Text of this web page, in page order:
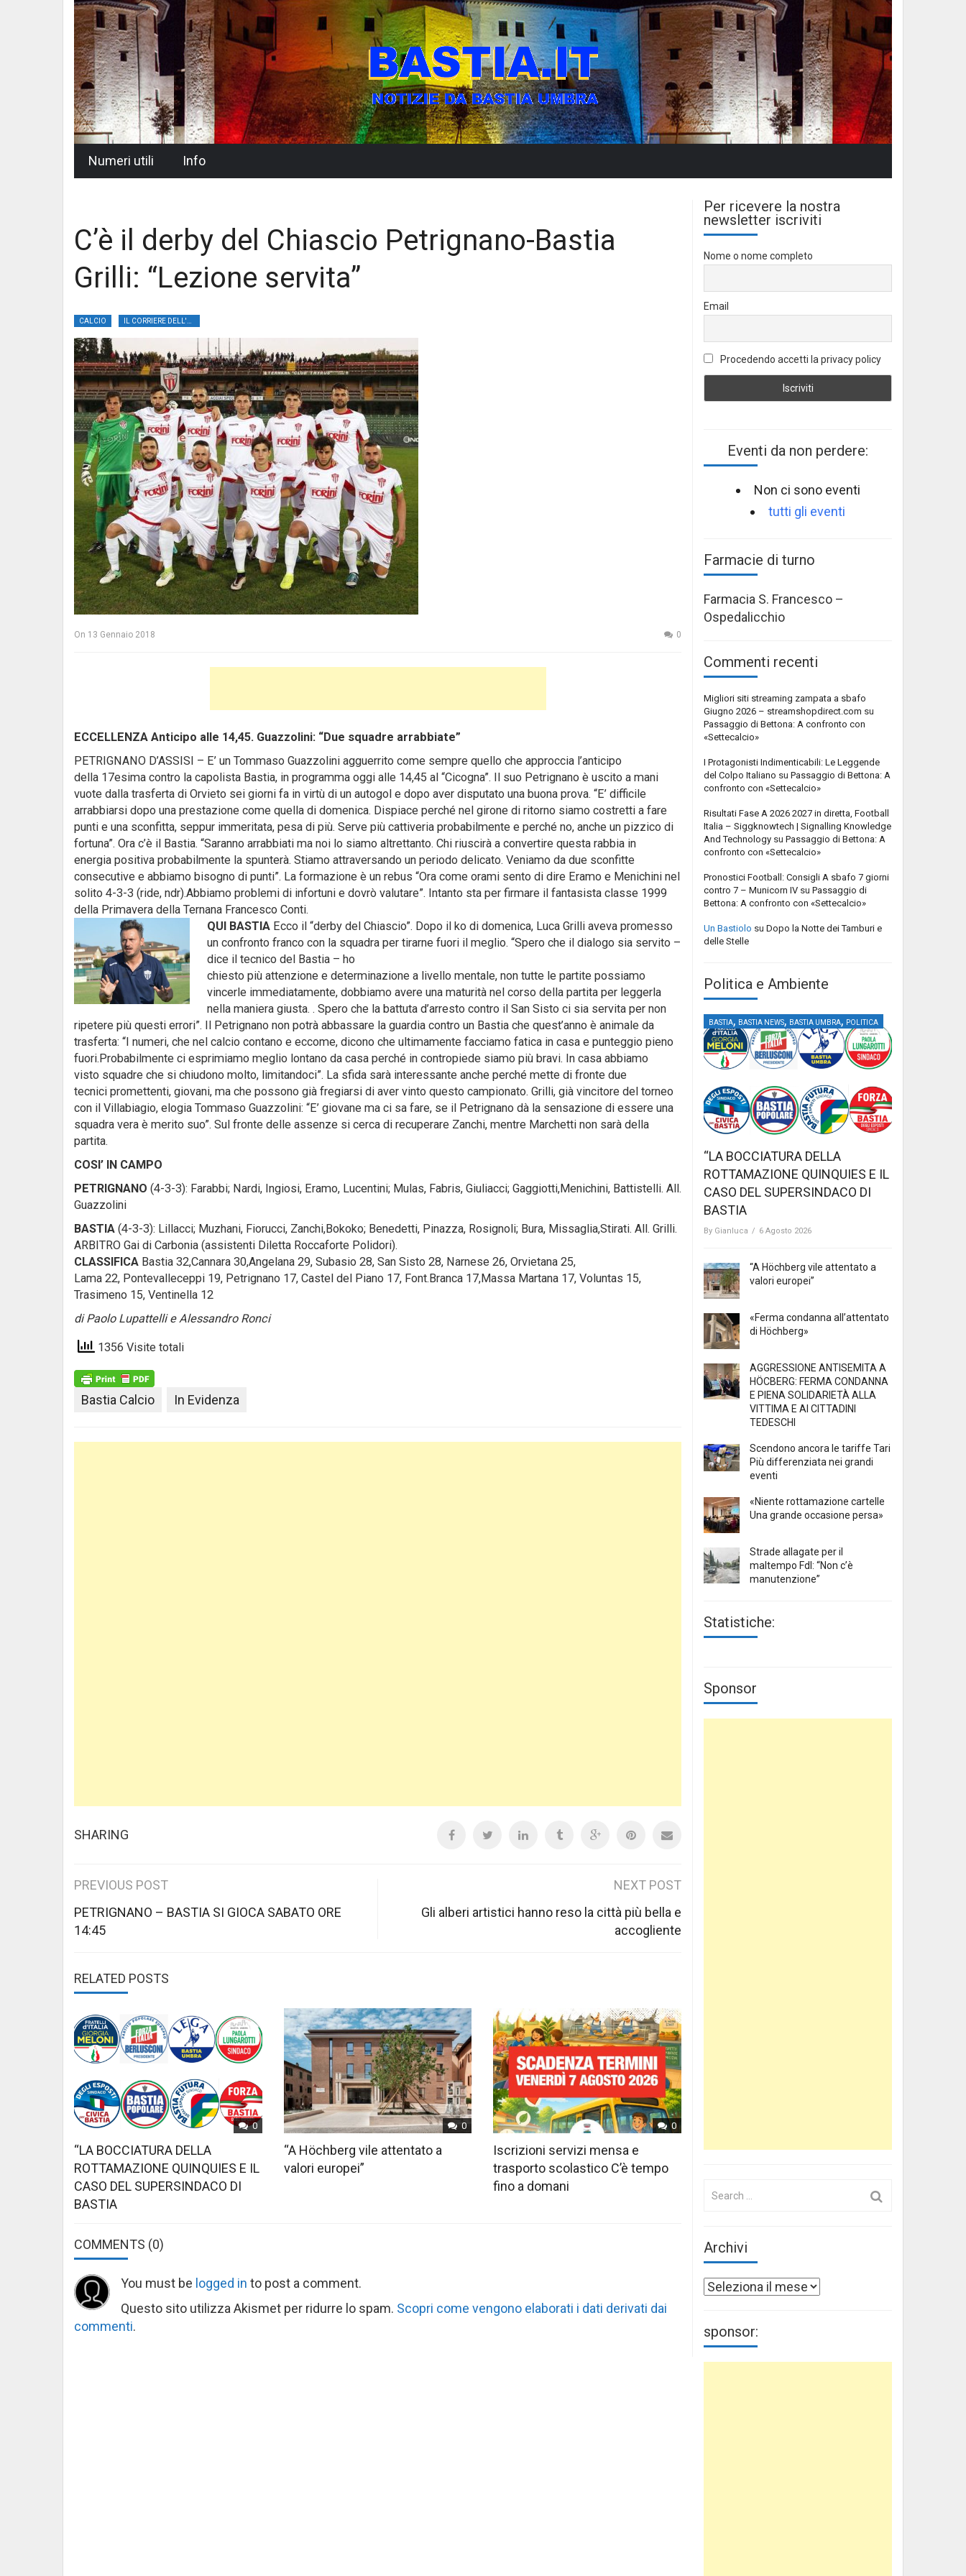
Numeri utili Info
C’è il derby del Chiascio Petrignano-Bastia
Grilli: “Lezione servita”
CALCIO
On 13 Gennaio 2018 0
ECCELLENZA Anticipo alle 14,45. Guazzolini: “Due squadre arrabbiate”
PETRIGNANO D’ASSISI – E’ un Tommaso Guazzolini agguerrito come sempre quello che approccia l’anticipo
della 17esima contro la capolista Bastia, in programma oggi alle 14,45 al “Cicogna”. Il suo Petrignano è uscito a mani
vuote dalla trasferta di Orvieto sei giorni fa in virtù di un autogol e dopo aver disputato una buona prova. “E’ difficile
arrabbiarsi dopo una prestazione come quella di domenica. Dispiace perché nel girone di ritorno siamo costretti a fare
punti e una sconfitta, seppur immeritata, pesa di più. Serve più cattiveria probabilmente e perché no, anche un pizzico di
fortuna”. Ora c’è il Bastia. “Saranno arrabbiati ma noi lo siamo altrettanto. Chi riuscirà a convertire questa rabbia in
energia positiva probabilmente la spunterà. Stiamo attraversando un periodo delicato. Veniamo da due sconfitte
consecutive e abbiamo bisogno di punti”. La formazione è un rebus “Ora come orami sento di dire Eramo e Menichini nel
solito 4-3-3 (ride, ndr).Abbiamo problemi di infortuni e dovrò valutare”. Intanto sta per firmare il fantasista classe 1999
della Primavera della Ternana Francesco Conti.
QUI BASTIA Ecco il “derby del Chiascio”. Dopo il ko di domenica, Luca Grilli aveva promesso
un confronto franco con la squadra per tirarne fuori il meglio. “Spero che il dialogo sia servito –
dice il tecnico del Bastia – ho
chiesto più attenzione e determinazione a livello mentale, non tutte le partite possiamo
vincerle immediatamente, dobbiamo avere una maturità nel corso della partita per leggerla
nella maniera giusta. . Spero che la battuta d’arresto contro il San Sisto ci sia servita per non
ripetere più questi errori”. Il Petrignano non potrà abbassare la guardia contro un Bastia che quest’anno è animale da
trasferta: “I numeri, che nel calcio contano e eccome, dicono che ultimamente facciamo fatica in casa e punteggio pieno
fuori.Probabilmente ci esprimiamo meglio lontano da casa perché in contropiede siamo più bravi. In casa abbiamo
visto squadre che si chiudono molto, limitandoci”. La sfida sarà interessante anche perché mette di fronte due
tecnici promettenti, giovani, ma che possono già fregiarsi di aver vinto questo campionato. Grilli, già vincitore del torneo
con il Villabiagio, elogia Tommaso Guazzolini: “E’ giovane ma ci sa fare, se il Petrignano dà la sensazione di essere una
squadra vera è merito suo”. Sul fronte delle assenze si cerca di recuperare Zanchi, mentre Marchetti non sarà della
partita.
COSI’ IN CAMPO
PETRIGNANO (4-3-3): Farabbi; Nardi, Ingiosi, Eramo, Lucentini; Mulas, Fabris, Giuliacci; Gaggiotti,Menichini, Battistelli. All.
Guazzolini
BASTIA (4-3-3): Lillacci; Muzhani, Fiorucci, Zanchi,Bokoko; Benedetti, Pinazza, Rosignoli; Bura, Missaglia,Stirati. All. Grilli.
ARBITRO Gai di Carbonia (assistenti Diletta Roccaforte Polidori).
CLASSIFICA Bastia 32,Cannara 30,Angelana 29, Subasio 28, San Sisto 28, Narnese 26, Orvietana 25,
Lama 22, Pontevalleceppi 19, Petrignano 17, Castel del Piano 17, Font.Branca 17,Massa Martana 17, Voluntas 15,
Trasimeno 15, Ventinella 12
di Paolo Lupattelli e Alessandro Ronci
1356 Visite totali
Bastia Calcio In Evidenza
SHARING
Post
navigation
PREVIOUS POST
PETRIGNANO – BASTIA SI GIOCA SABATO ORE
14:45
NEXT POST
Gli alberi artistici hanno reso la città più bella e
accogliente
RELATED POSTS
0
“LA BOCCIATURA DELLA
ROTTAMAZIONE QUINQUIES E IL
CASO DEL SUPERSINDACO DI
BASTIA
0
“A Höchberg vile attentato a
valori europei”
0
Iscrizioni servizi mensa e
trasporto scolastico C’è tempo
fino a domani
COMMENTS (0)
You must be logged in to post a comment.
Questo sito utilizza Akismet per ridurre lo spam. Scopri come vengono elaborati i dati derivati dai
commenti.
Per ricevere la nostra
newsletter iscriviti
Nome o nome completo
Email
Procedendo accetti la privacy policy
Eventi da non perdere:
Non ci sono eventi
tutti gli eventi
Farmacie di turno
Farmacia S. Francesco –
Ospedalicchio
Commenti recenti
Migliori siti streaming zampata a sbafo
Giugno 2026 – streamshopdirect.com su
Passaggio di Bettona: A confronto con
«Settecalcio»
I Protagonisti Indimenticabili: Le Leggende
del Colpo Italiano su Passaggio di Bettona: A
confronto con «Settecalcio»
Risultati Fase A 2026 2027 in diretta, Football
Italia – Siggknowtech | Signalling Knowledge
And Technology su Passaggio di Bettona: A
confronto con «Settecalcio»
Pronostici Football: Consigli A sbafo 7 giorni
contro 7 – Municorn IV su Passaggio di
Bettona: A confronto con «Settecalcio»
Un Bastiolo su Dopo la Notte dei Tamburi e
delle Stelle
Politica e Ambiente
BASTIA, BASTIA NEWS, BASTIA UMBRA, POLITICA
“LA BOCCIATURA DELLA
ROTTAMAZIONE QUINQUIES E IL
CASO DEL SUPERSINDACO DI
BASTIA
By Gianluca / 6 Agosto 2026
“A Höchberg vile attentato a
valori europei”
«Ferma condanna all’attentato
di Höchberg»
AGGRESSIONE ANTISEMITA A
HÖCBERG: FERMA CONDANNA
E PIENA SOLIDARIETÀ ALLA
VITTIMA E AI CITTADINI
TEDESCHI
Scendono ancora le tariffe Tari
Più differenziata nei grandi
eventi
«Niente rottamazione cartelle
Una grande occasione persa»
Strade allagate per il
maltempo FdI: “Non c’è
manutenzione”
Statistiche:
Sponsor
Archivi
Archivi
sponsor: